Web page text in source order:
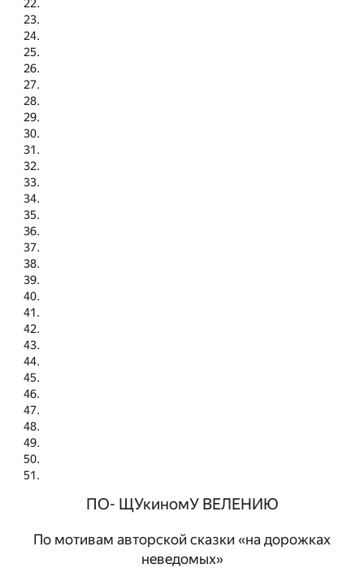
ПО- ЩУкиномУ ВЕЛЕНИЮ
По мотивам авторской сказки «на дорожках
неведомых»